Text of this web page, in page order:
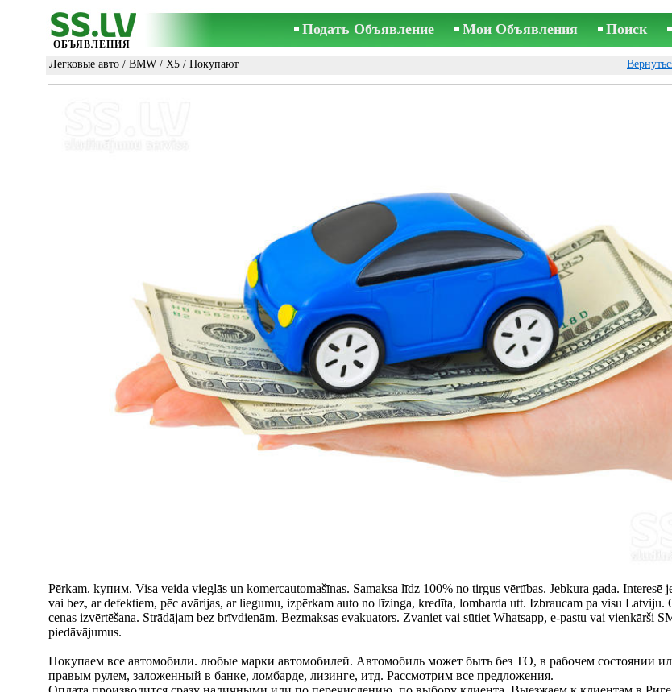
ОБЪЯВЛЕНИЯ
Подать Объявление Мои Объявления Поиск
Легковые авто / BMW / X5 / Покупают
Pērkam. kупим. Visa veida vieglās un komercautomašīnas. Samaksa līdz 100% no tirgus vērtības. Jebkura gada. Interesē
vai bez, ar defektiem, pēc avārijas, ar liegumu, izpērkam auto no līzinga, kredīta, lombarda utt. Izbraucam pa visu Latviju.
cenas izvērtēšana. Strādājam bez brīvdienām. Bezmaksas evakuators. Zvaniet vai sūtiet Whatsapp, e-pastu vai vienkārši
piedāvājumus.
Покупаем все автомобили. любыe марки автомобилей. Автомобиль может быть без ТО, в рабочем состоянии
правым рулем, заложенный в банке, ломбарде, лизинге, итд. Рассмотрим все предложения.